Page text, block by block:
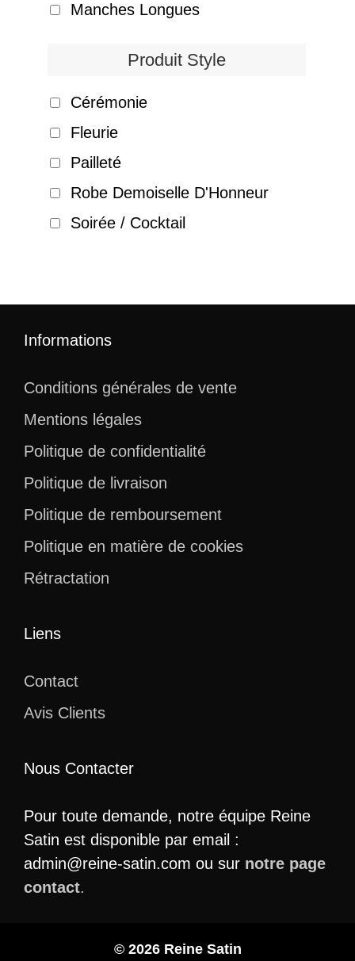
Manches Longues
Produit Style
Cérémonie
Fleurie
Pailleté
Robe Demoiselle D'Honneur
Soirée / Cocktail
Informations
Conditions générales de vente
Mentions légales
Politique de confidentialité
Politique de livraison
Politique de remboursement
Politique en matière de cookies
Rétractation
Liens
Contact
Avis Clients
Nous Contacter
Pour toute demande, notre équipe Reine
Satin est disponible par email :
admin@reine-satin.com ou sur notre page
contact.
© 2026 Reine Satin